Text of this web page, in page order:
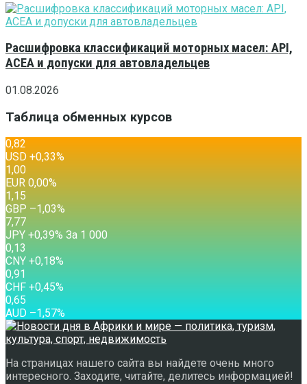
Расшифровка классификаций моторных масел: API,
ACEA и допуски для автовладельцев
01.08.2026
Таблица обменных курсов
0,82
USD +0,33%
1,00
EUR 0,00%
1,15
GBP –1,03%
7,77
JPY +0,39% За 1 000
0,13
CNY +0,18%
0,91
CHF +0,45%
0,65
AUD –1,57%
На страницах нашего сайта вы найдете очень много
интересного. Заходите, читайте, делитесь информацией!